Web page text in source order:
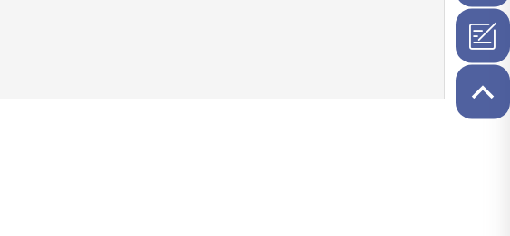
在线QQ